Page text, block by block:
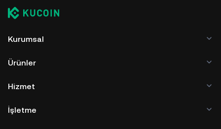
Kurumsal
Ürünler
Hizmet
İşletme